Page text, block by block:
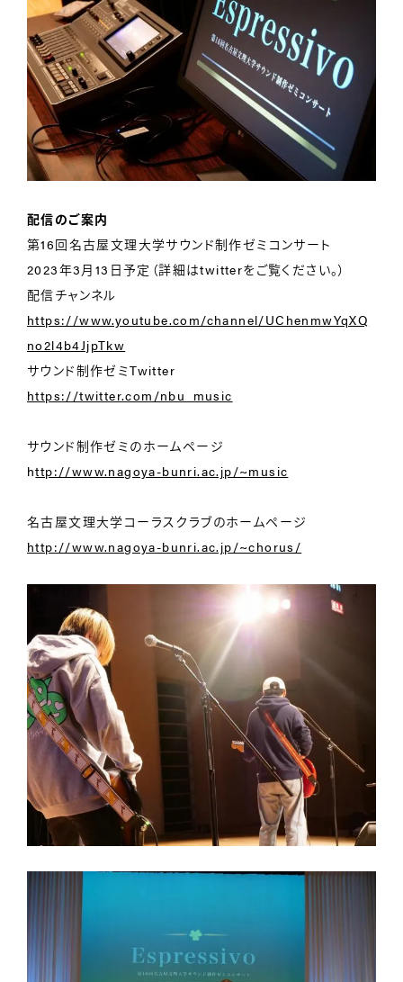
配信のご案内
第16回名古屋文理大学サウンド制作ゼミコンサート
2023年3月13日予定（詳細はtwitterをご覧ください。）
配信チャンネル
https://www.youtube.com/channel/UChenmwYqXQ
no2l4b4JjpTkw
サウンド制作ゼミTwitter
https://twitter.com/nbu_music
サウンド制作ゼミのホームページ
http://www.nagoya-bunri.ac.jp/~music
名古屋文理大学コーラスクラブのホームページ
http://www.nagoya-bunri.ac.jp/~chorus/